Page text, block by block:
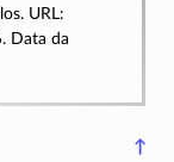
URL:
Data da
↑